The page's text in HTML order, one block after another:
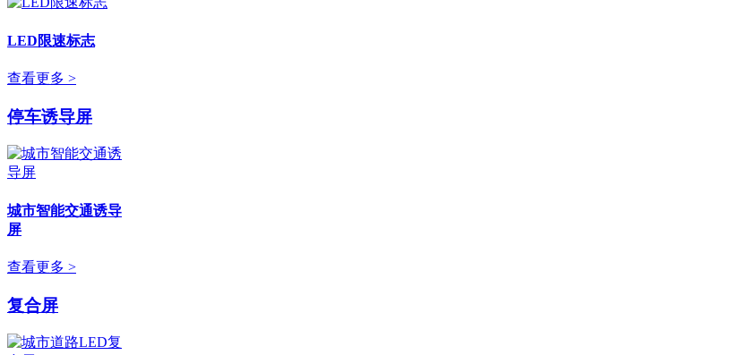
LED限速标志
查看更多 >
停车诱导屏
城市智能交通诱导
屏
查看更多 >
复合屏